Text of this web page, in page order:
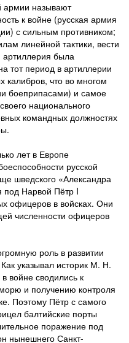
армии называют
к войне (русская армия
с сильным противником;
линейной тактики, вести
артиллерия была
тот период в артиллерии
калибров, что во многом
боеприпасами) и самое
национального
командных должностях
лет в Европе
русской
шведского «Александра
под Нарвой Пётр I
офицеров в войсках. Они
численности офицеров
роль в развитии
указывал историк М. Н.
войне сводились к
и получению контроля
Поэтому Пётр с самого
балтийские порты
поражение под
нынешнего Санкт-